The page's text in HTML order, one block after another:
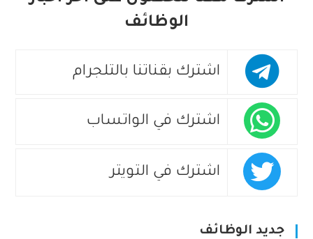
الوظائف
اشترك بقناتنا بالتلجرام
اشترك في الواتساب
اشترك في التويتر
جديد الوظائف